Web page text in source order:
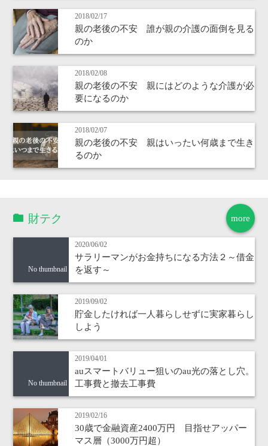
2018/02/17
親の老後の不安 誰が親の介護の面倒を見る
のか
2018/02/08
親の老後の不安 親にはどのような介護が必
要になるのか
2018/02/07
親の老後の不安 親はいったい何歳まで生き
るのか
more
財テク
No thumbnail
2020/06/02
サラリーマンがお金持ちになる方法２～借金
を返す～
2019/09/02
貯金したければ一人暮らしせずに実家暮らし
しよう
No thumbnail
2019/04/01
auスマートバリュー狙いのau光の落とし穴。
工事費と撤去工事費
2019/02/16
30歳で金融資産2400万円 目指せアッパー
マス層（3000万円超）